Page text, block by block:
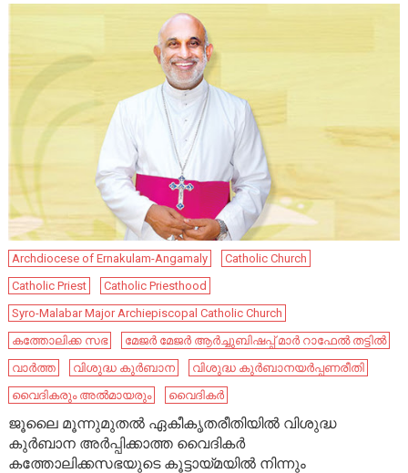
Archdiocese of Ernakulam-Angamaly
Catholic Church
Catholic Priest
Catholic Priesthood
Syro-Malabar Major Archiepiscopal Catholic Church
കത്തോലിക്ക സഭ
മേജർ മേജർ ആർച്ചുബിഷപ്പ് മാർ റാഫേൽ തട്ടിൽ
വാർത്ത
വിശുദ്ധ കുർബാന
വിശുദ്ധ കുർബാനയർപ്പണരീതി
വൈദികരും അല്‍മായരും
വൈദികർ
ജൂലൈ മൂന്നുമുതൽ ഏകീകൃതരീതിയിൽ വിശുദ്ധ
കുർബാന അർപ്പിക്കാത്ത വൈദികർ
കത്തോലിക്കസഭയുടെ കൂട്ടായ്മയിൽ നിന്നും